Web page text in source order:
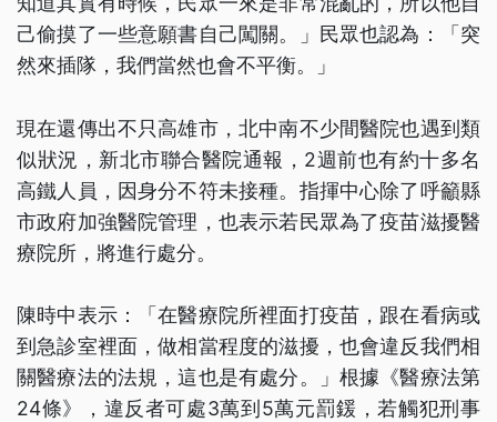
己偷摸了一些意願書自己闖關。」民眾也認為：「突
然來插隊，我們當然也會不平衡。」
現在還傳出不只高雄市，北中南不少間醫院也遇到類
似狀況，新北市聯合醫院通報，2週前也有約十多名
高鐵人員，因身分不符未接種。指揮中心除了呼籲縣
市政府加強醫院管理，也表示若民眾為了疫苗滋擾醫
療院所，將進行處分。
陳時中表示：「在醫療院所裡面打疫苗，跟在看病或
到急診室裡面，做相當程度的滋擾，也會違反我們相
關醫療法的法規，這也是有處分。」根據《醫療法第
24條》，違反者可處3萬到5萬元罰鍰，若觸犯刑事